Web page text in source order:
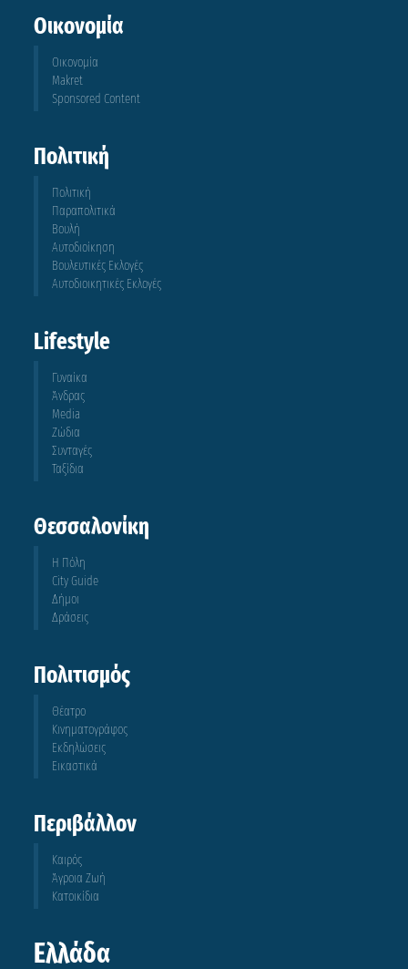
Οικονομία
Οικονομία
Makret
Sponsored Content
Πολιτική
Πολιτική
Παραπολιτικά
Βουλή
Αυτοδιοίκηση
Βουλευτικές Εκλογές
Αυτοδιοικητικές Εκλογές
Lifestyle
Γυναίκα
Άνδρας
Media
Ζώδια
Συνταγές
Ταξίδια
Θεσσαλονίκη
Η Πόλη
City Guide
Δήμοι
Δράσεις
Πολιτισμός
Θέατρο
Κινηματογράφος
Εκδηλώσεις
Εικαστικά
Περιβάλλον
Καιρός
Άγροια Ζωή
Κατοικίδια
Ελλάδα